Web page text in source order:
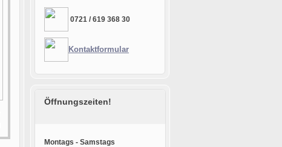
0721 / 619 368 30
Kontaktformular
Öffnungszeiten!
Montags - Samstags